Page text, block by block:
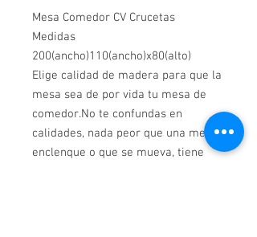
Mesa Comedor CV Crucetas
Medidas
200(ancho)110(ancho)x80(alto)
Elige calidad de madera para que la
mesa sea de por vida tu mesa de
comedor.No te confundas en
calidades, nada peor que una mesa
enclenque o que se mueva, tiene